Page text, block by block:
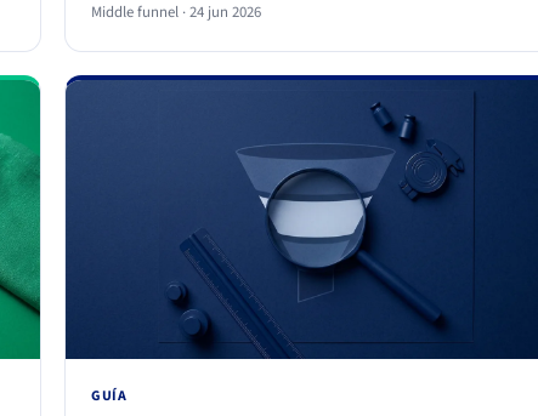
cruzan: usar los símbolos oficiales de la FIFA puede salir muy
caro.
Middle funnel · 24 jun 2026
GUÍA